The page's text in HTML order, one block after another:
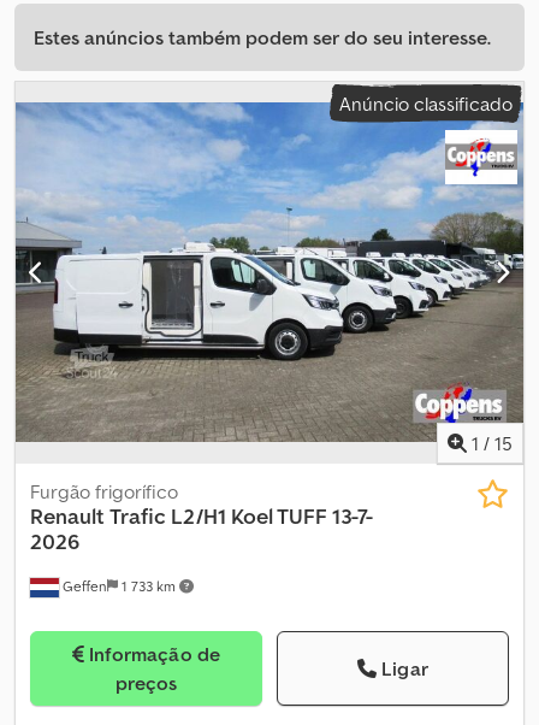
Estes anúncios também podem ser do seu interesse.
Anúncio classificado
1 / 15
Geffen 1 733 km
Furgão frigorífico
Renault Trafic L2/H1 Koel TUFF 13-7-
2026
Informação de
preços
Ligar